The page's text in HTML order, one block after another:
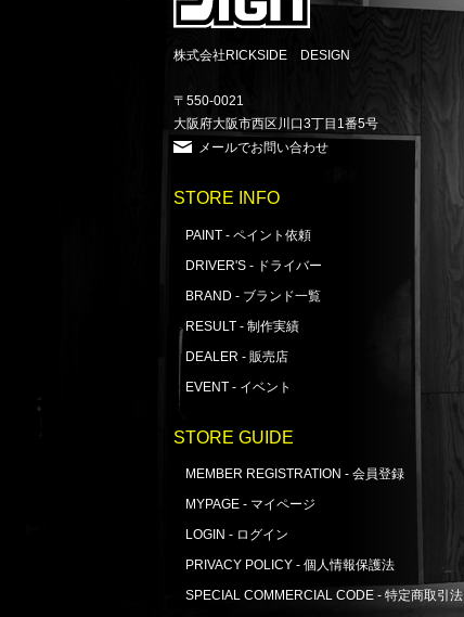
株式会社RICKSIDE DESIGN
〒550-0021
大阪府大阪市西区川口3丁目1番5号
メールでお問い合わせ
STORE INFO
PAINT - ペイント依頼
DRIVER'S - ドライバー
BRAND - ブランド一覧
RESULT - 制作実績
DEALER - 販売店
EVENT - イベント
STORE GUIDE
MEMBER REGISTRATION - 会員登録
MYPAGE - マイページ
LOGIN - ログイン
PRIVACY POLICY - 個人情報保護法
SPECIAL COMMERCIAL CODE - 特定商取引法